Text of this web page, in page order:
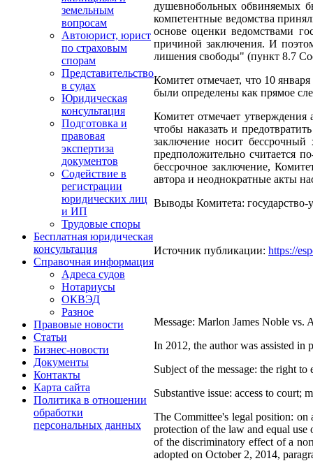
земельным
вопросам
Автоюрист, юрист
по страховым
спорам
Представительство
в судах
Юридическая
консультация
Подготовка и
правовая
экспертиза
документов
Содействие в
регистрации
юридических лиц
и ИП
Трудовые споры
Бесплатная юридическая
консультация
Справочная информация
Адреса судов
Нотариусы
ОКВЭД
Разное
Правовые новости
Статьи
Бизнес-новости
Документы
Контакты
Карта сайта
Политика в отношении
обработки
персональных данных
душевнобольных обвиняемых
компетентные ведомства
основе оценки ведомствами
причиной заключения. И
лишения свободы" (пункт 8.7
Комитет отмечает, что 10
были определены как прямое
Комитет отмечает утверждения
чтобы наказать и
заключение носит
предположительно считается
бессрочное заключение,
автора и неоднократные акты
Выводы Комитета: государство-
Источник публикации: https://
Message: Marlon James Noble vs.
In 2012, the author was assisted in
Subject of the message: the right
Substantive issue: access to
The Committee's legal position: on
protection of the law and equal
of the discriminatory effect of a
adopted on October 2, 2014,